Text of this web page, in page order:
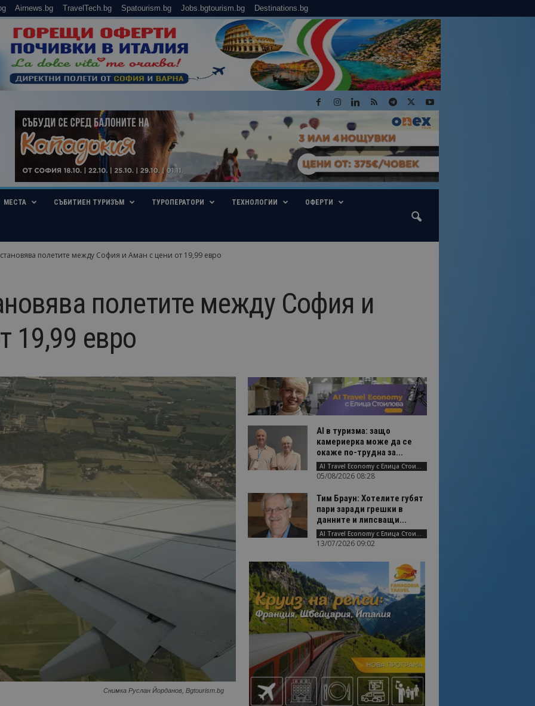
Airnews.bg TravelTech.bg Spatourism.bg Jobs.bgtourism.bg Destinations.bg
МЕСТА СЪБИТИЕН ТУРИЗЪМ ТУРОПЕРАТОРИ ТЕХНОЛОГИИ ОФЕРТИ
полетите между София и Аман с цени от 19,99 евро
полетите между София и
19,99 евро
Снимка Руслан Йорданов, Bgtourism.bg
AI в туризма: защо
камериерка може да се
окаже по-трудна за...
AI Travel Economy с Елица Стоилова
05/08/2026 08:28
Тим Браун: Хотелите губят
пари заради грешки в
данните и липсващи...
AI Travel Economy с Елица Стоилова
13/07/2026 09:02